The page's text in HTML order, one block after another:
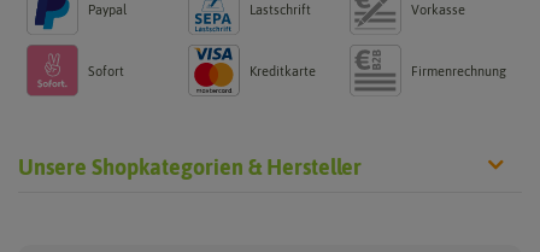
Paypal Lastschrift Vorkasse
Sofort Kreditkarte Firmenrechnung
Unsere Shopkategorien & Hersteller